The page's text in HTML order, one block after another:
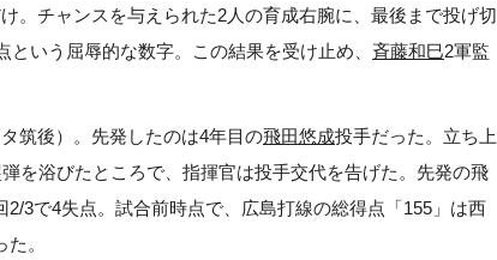
チャンスを与えられた2人の育成右腕に、最後まで投げ切
いう屈辱的な数字。この結果を受け止め、 斉藤和巳2軍監
筑後）。先発したのは4年目の飛田悠成投手だった。立ち上
を浴びたところで、指揮官は投手交代を告げた。先発の飛
2/3で4失点。試合前時点で、広島打線の総得点「155」は西
。